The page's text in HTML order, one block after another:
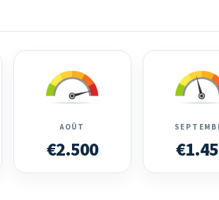
AOÛT
€2.500